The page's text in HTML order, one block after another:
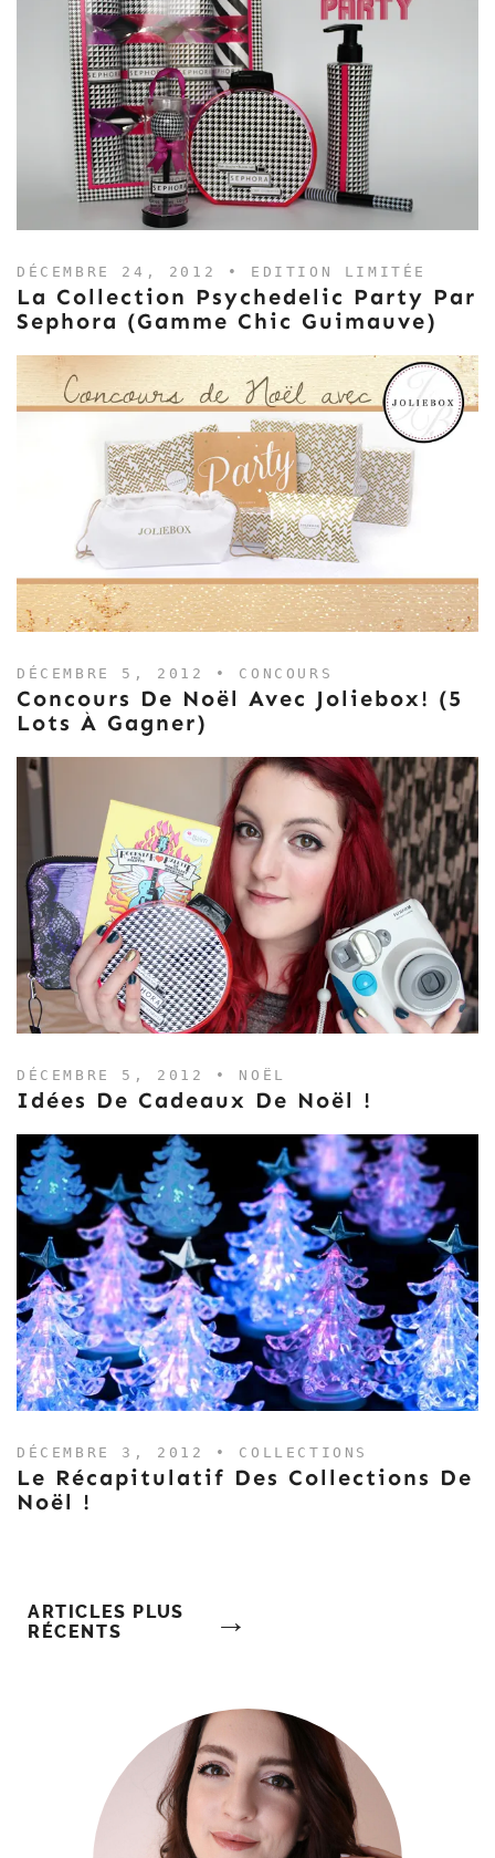
DÉCEMBRE 24, 2012 • EDITION LIMITÉE
La Collection Psychedelic Party Par
Sephora (gamme Chic Guimauve)
DÉCEMBRE 5, 2012 • CONCOURS
Concours De Noël Avec Joliebox! (5
Lots À Gagner)
DÉCEMBRE 5, 2012 • NOËL
Idées De Cadeaux De Noël !
DÉCEMBRE 3, 2012 • COLLECTIONS
Le Récapitulatif Des Collections De
Noël !
Navigation
Des
ARTICLES PLUS
RÉCENTS